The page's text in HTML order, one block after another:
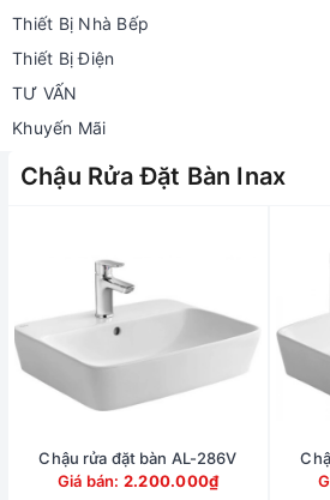
Thiết Bị Nhà Bếp
Thiết Bị Điện
TƯ VẤN
Khuyến Mãi
Chậu Rửa Đặt Bàn Inax
Chậu rửa đặt bàn AL-286V
Giá bán: 2.200.000₫